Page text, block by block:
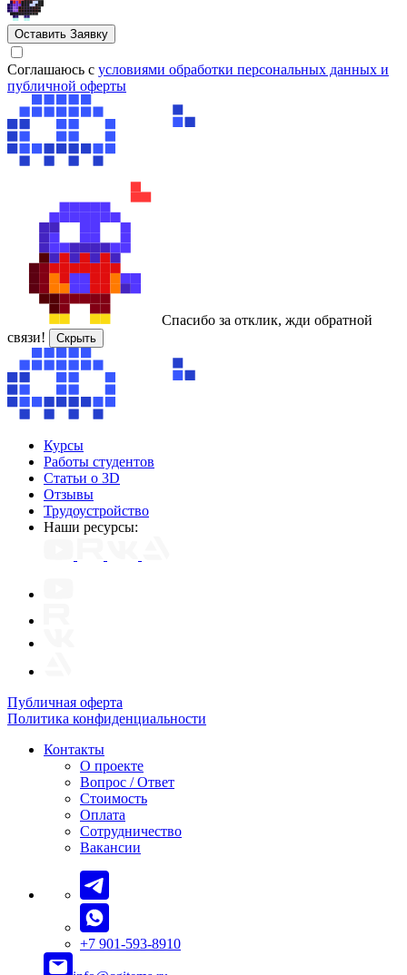
Оставить Заявку
Cоглашаюсь с условиями обработки персональных данных и
публичной оферты
Спасибо за отклик, жди обратной
связи!
Скрыть
Курсы
Работы студентов
Статьи о 3D
Отзывы
Трудоустройство
Наши ресурсы:
Публичная оферта
Политика конфиденциальности
Контакты
О проекте
Вопрос / Ответ
Стоимость
Оплата
Сотрудничество
Вакансии
+7 901-593-8910